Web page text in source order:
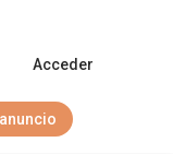
Acceder